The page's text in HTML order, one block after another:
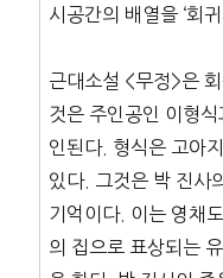
시공간의 배열을 ‘회
근대소설 <무정>은
것은 주인공인 이형
인된다. 형식은 고아
있다. 그것은 박 진사
기억이다. 이는 영채
의 집으로 표상되는